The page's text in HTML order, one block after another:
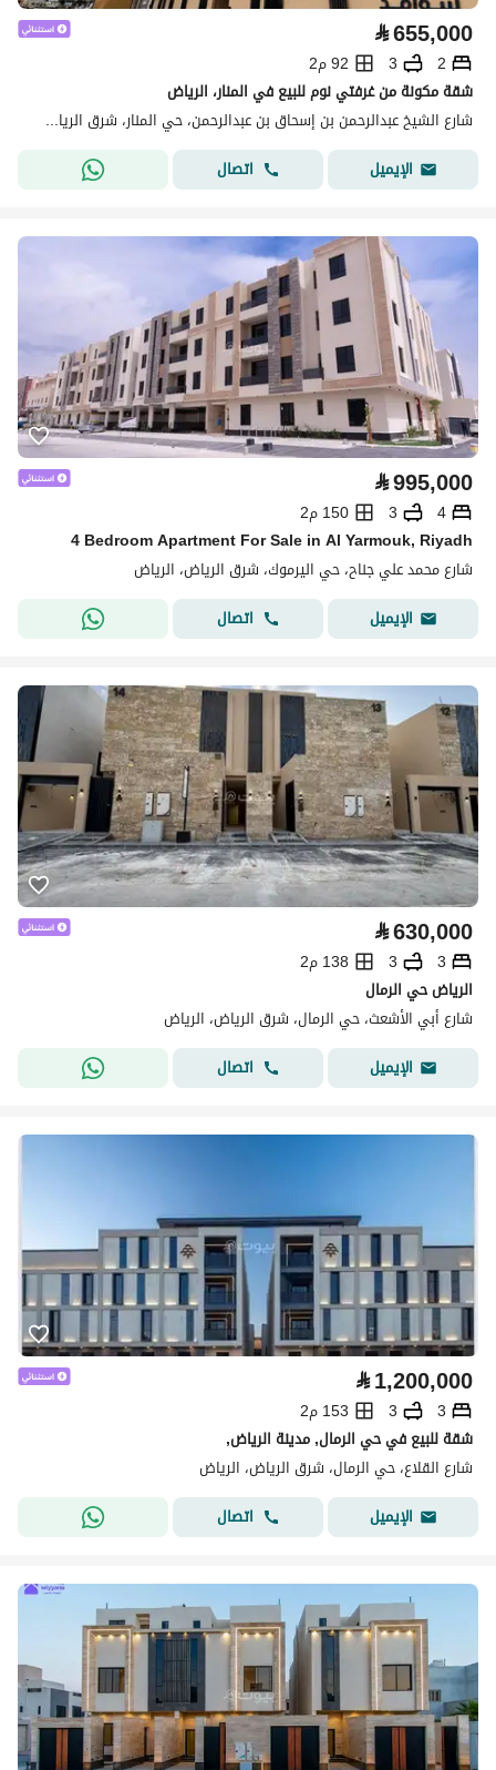
⃁655,000
2
3
92 م2
شقة مكونة من غرفتي نوم للبيع في المنار، الرياض
شارع الشيخ عبدالرحمن بن إسحاق بن عبدالرحمن، حي المنار، شرق الرياض، الرياض
الإيميل
اتصال
⃁995,000
4
3
150 م2
4 Bedroom Apartment For Sale in Al Yarmouk, Riyadh
شارع محمد علي جناح، حي اليرموك، شرق الرياض، الرياض
الإيميل
اتصال
⃁630,000
3
3
138 م2
الرياض حي الرمال
شارع أبي الأشعث، حي الرمال، شرق الرياض، الرياض
الإيميل
اتصال
⃁1,200,000
3
3
153 م2
شقة للبيع في حي الرمال, مدينة الرياض,
شارع القلاع، حي الرمال، شرق الرياض، الرياض
الإيميل
اتصال